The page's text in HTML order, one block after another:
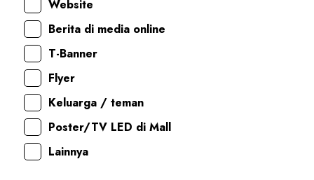
Website
Berita di media online
T-Banner
Flyer
Keluarga / teman
Poster/TV LED di Mall
Lainnya